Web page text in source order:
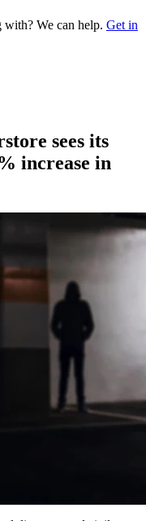
with? We can help. Get in
sees its
increase in